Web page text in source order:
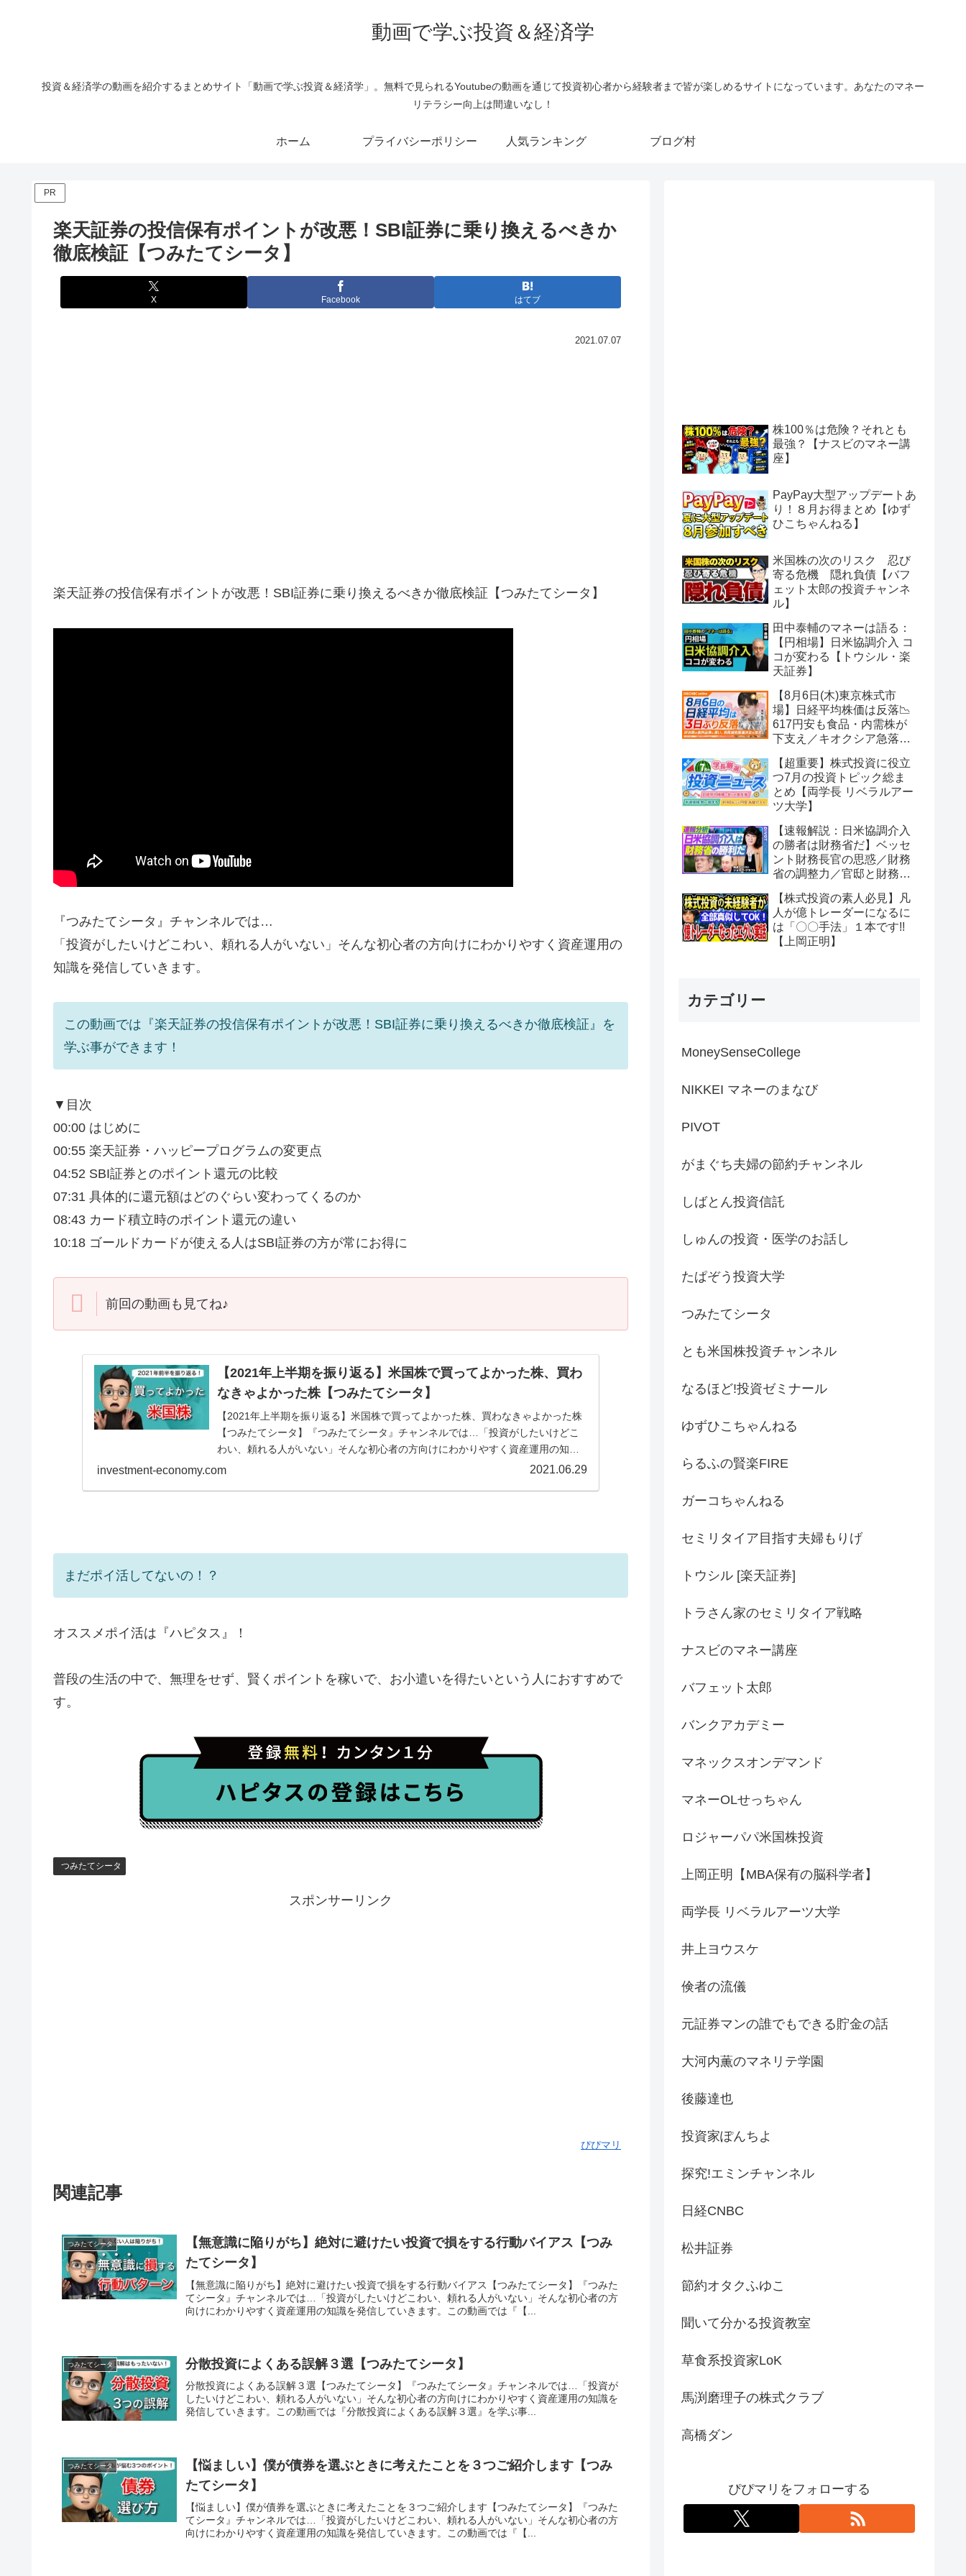
動画で学ぶ投資＆経済学
投資＆経済学の動画を紹介するまとめサイト「動画で学ぶ投資＆経済学」。無料で見られるYoutubeの動画を通じて投資初心者から経験者まで皆が楽しめるサイトになっています。あなたのマネー
リテラシー向上は間違いなし！
ホーム プライバシーポリシー 人気ランキング ブログ村
PR
楽天証券の投信保有ポイントが改悪！SBI証券に乗り換えるべきか
徹底検証【つみたてシータ】
X Facebook はてブ
2021.07.07
楽天証券の投信保有ポイントが改悪！SBI証券に乗り換えるべきか徹底検証【つみたてシータ】
『つみたてシータ』チャンネルでは…
「投資がしたいけどこわい、頼れる人がいない」そんな初心者の方向けにわかりやすく資産運用の
知識を発信していきます。
この動画では『楽天証券の投信保有ポイントが改悪！SBI証券に乗り換えるべきか徹底検証』を
学ぶ事ができます！
▼目次
00:00 はじめに
00:55 楽天証券・ハッピープログラムの変更点
04:52 SBI証券とのポイント還元の比較
07:31 具体的に還元額はどのぐらい変わってくるのか
08:43 カード積立時のポイント還元の違い
10:18 ゴールドカードが使える人はSBI証券の方が常にお得に
前回の動画も見てね♪
【2021年上半期を振り返る】米国株で買ってよかった株、買わ
なきゃよかった株【つみたてシータ】
【2021年上半期を振り返る】米国株で買ってよかった株、買わなきゃよかった株
【つみたてシータ】『つみたてシータ』チャンネルでは…「投資がしたいけどこ
わい、頼れる人がいない」そんな初心者の方向けにわかりやすく資産運用の知識
を発信していきます。...
investment-economy.com 2021.06.29
まだポイ活してないの！？
オススメポイ活は『ハピタス』！
普段の生活の中で、無理をせず、賢くポイントを稼いで、お小遣いを得たいという人におすすめで
す。
つみたてシータ
スポンサーリンク
ぴぴマリ
関連記事
つみたてシータ
【無意識に陥りがち】絶対に避けたい投資で損をする行動バイアス【つみ
たてシータ】
【無意識に陥りがち】絶対に避けたい投資で損をする行動バイアス【つみたてシータ】『つみた
てシータ』チャンネルでは…「投資がしたいけどこわい、頼れる人がいない」そんな初心者の方
向けにわかりやすく資産運用の知識を発信していきます。この動画では『【...
つみたてシータ 分散投資によくある誤解３選【つみたてシータ】
分散投資によくある誤解３選【つみたてシータ】『つみたてシータ』チャンネルでは…「投資が
したいけどこわい、頼れる人がいない」そんな初心者の方向けにわかりやすく資産運用の知識を
発信していきます。この動画では『分散投資によくある誤解３選』を学ぶ事...
つみたてシータ
【悩ましい】僕が債券を選ぶときに考えたことを３つご紹介します【つみ
たてシータ】
【悩ましい】僕が債券を選ぶときに考えたことを３つご紹介します【つみたてシータ】『つみた
てシータ』チャンネルでは…「投資がしたいけどこわい、頼れる人がいない」そんな初心者の方
向けにわかりやすく資産運用の知識を発信していきます。この動画では『【...
株100％は危険？それとも
最強？【ナスビのマネー講
座】
PayPay大型アップデートあ
り！８月お得まとめ【ゆず
ひこちゃんねる】
米国株の次のリスク 忍び
寄る危機 隠れ負債【バフ
ェット太郎の投資チャンネ
ル】
田中泰輔のマネーは語る：
【円相場】日米協調介入 コ
コが変わる【トウシル・楽
天証券】
【8月6日(木)東京株式市
場】日経平均株価は反落📉
617円安も食品・内需株が
下支え／キオクシア急落、
が波及／古河電工データセ
ンター需要で予想引き上げ
【日経CNBC】
【超重要】株式投資に役立
つ7月の投資トピック総ま
とめ【両学長 リベラルアー
ツ大学】
【速報解説：日米協調介入
の勝者は財務省だ】ベッセ
ント財務長官の思惑／財務
省の調整力／官邸と財務省
止まるのか？／日銀は金利
を上げるのか？／高市政権
の行方【PIVOT】
【株式投資の素人必見】凡
人が億トレーダーになるに
は「〇〇手法」１本です!!
【上岡正明】
カテゴリー
MoneySenseCollege
NIKKEI マネーのまなび
PIVOT
がまぐち夫婦の節約チャンネル
しばとん投資信託
しゅんの投資・医学のお話し
たぱぞう投資大学
つみたてシータ
とも米国株投資チャンネル
なるほど!投資ゼミナール
ゆずひこちゃんねる
らるふの賢楽FIRE
ガーコちゃんねる
セミリタイア目指す夫婦もりげ
トウシル [楽天証券]
トラさん家のセミリタイア戦略
ナスビのマネー講座
バフェット太郎
バンクアカデミー
マネックスオンデマンド
マネーOLせっちゃん
ロジャーパパ米国株投資
上岡正明【MBA保有の脳科学者】
両学長 リベラルアーツ大学
井上ヨウスケ
倹者の流儀
元証券マンの誰でもできる貯金の話
大河内薫のマネリテ学園
後藤達也
投資家ぽんちよ
探究!エミンチャンネル
日経CNBC
松井証券
節約オタクふゆこ
聞いて分かる投資教室
草食系投資家LoK
馬渕磨理子の株式クラブ
高橋ダン
ぴぴマリをフォローする